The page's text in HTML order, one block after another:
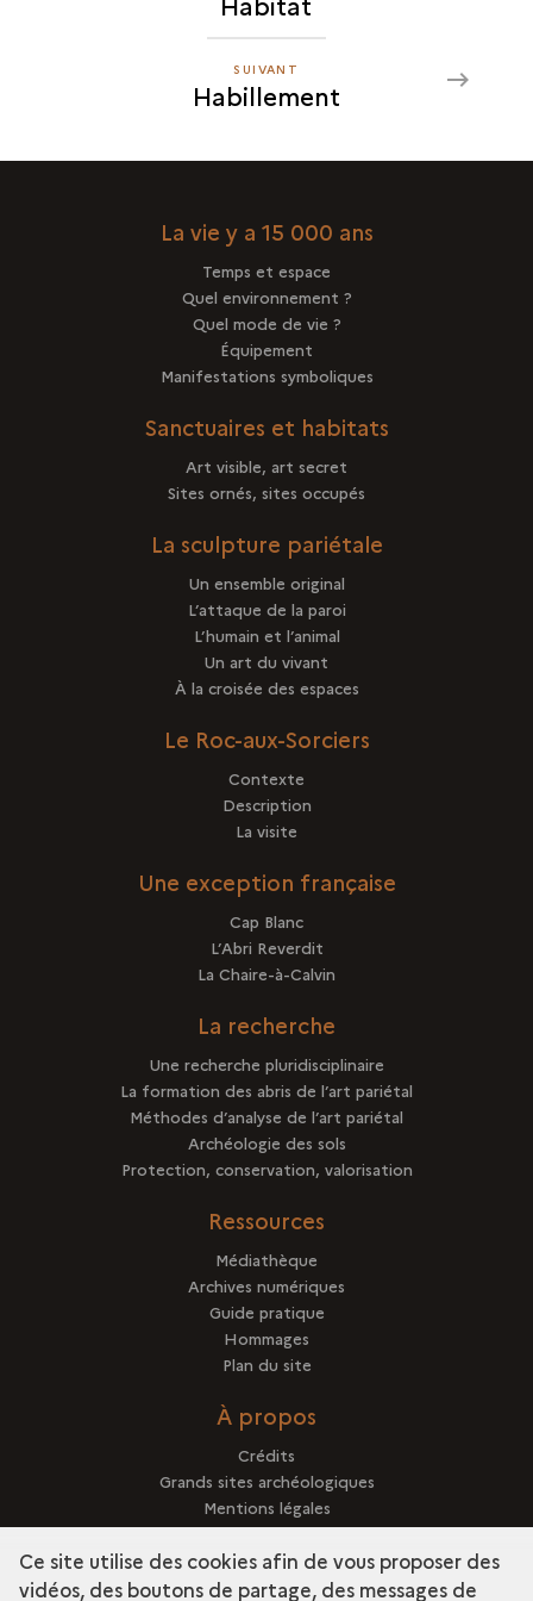
HABILLEMENT
SUIVANT
HABILLEMENT
SUIVANT
Habillement
La vie y a 15 000 ans
Temps et espace
Quel environnement ?
Quel mode de vie ?
Équipement
Manifestations symboliques
Sanctuaires et habitats
Art visible, art secret
Sites ornés, sites occupés
La sculpture pariétale
Un ensemble original
L’attaque de la paroi
L’humain et l’animal
Un art du vivant
À la croisée des espaces
Le Roc-aux-Sorciers
Contexte
Description
La visite
Une exception française
Cap Blanc
L’Abri Reverdit
La Chaire-à-Calvin
La recherche
Une recherche pluridisciplinaire
La formation des abris de l’art pariétal
Méthodes d’analyse de l’art pariétal
Archéologie des sols
Protection, conservation, valorisation
Ressources
Médiathèque
Archives numériques
Guide pratique
Hommages
Plan du site
À propos
Crédits
Grands sites archéologiques
Mentions légales
Qui sommes-nous ?
Ce site utilise des cookies afin de vous proposer des
vidéos, des boutons de partage, des messages de